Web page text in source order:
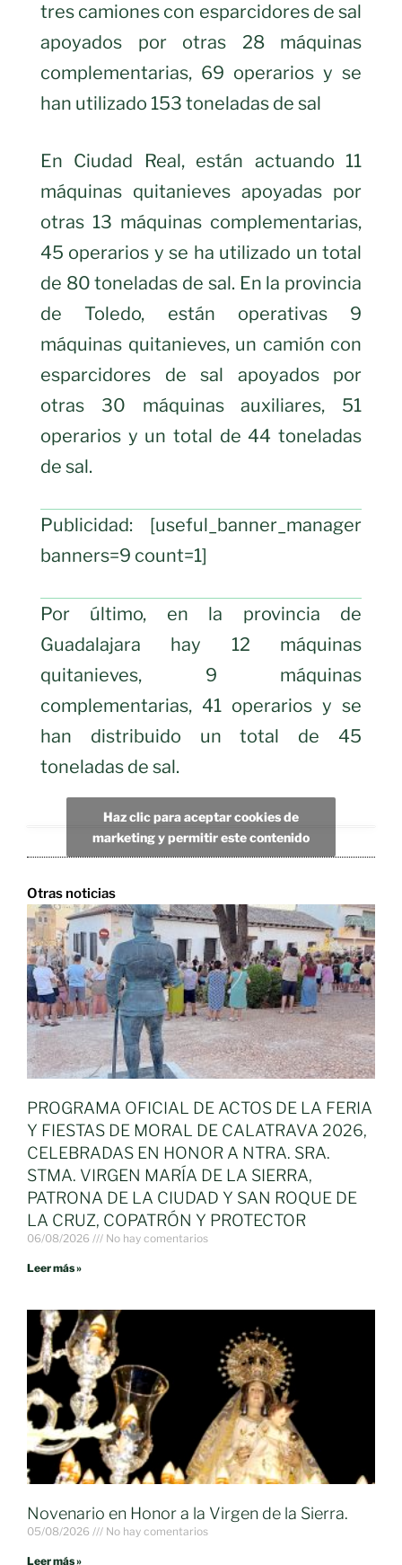
tres camiones con esparcidores de sal
apoyados por otras 28 máquinas
complementarias, 69 operarios y se
han utilizado 153 toneladas de sal
En Ciudad Real, están actuando 11
máquinas quitanieves apoyadas por
otras 13 máquinas complementarias,
45 operarios y se ha utilizado un total
de 80 toneladas de sal. En la provincia
de Toledo, están operativas 9
máquinas quitanieves, un camión con
esparcidores de sal apoyados por
otras 30 máquinas auxiliares, 51
operarios y un total de 44 toneladas
de sal.
Publicidad: [useful_banner_manager
banners=9 count=1]
Por último, en la provincia de
Guadalajara hay 12 máquinas
quitanieves, 9 máquinas
complementarias, 41 operarios y se
han distribuido un total de 45
toneladas de sal.
Haz clic para aceptar cookies de
marketing y permitir este contenido
Otras noticias
PROGRAMA OFICIAL DE ACTOS DE LA FERIA
Y FIESTAS DE MORAL DE CALATRAVA 2026,
CELEBRADAS EN HONOR A NTRA. SRA.
STMA. VIRGEN MARÍA DE LA SIERRA,
PATRONA DE LA CIUDAD Y SAN ROQUE DE
LA CRUZ, COPATRÓN Y PROTECTOR
06/08/2026 No hay comentarios
Leer más »
Novenario en Honor a la Virgen de la Sierra.
05/08/2026 No hay comentarios
Leer más »